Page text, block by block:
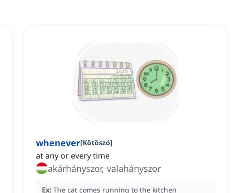
whenever[Kötőszó]
at any or every time
akárhányszor, valahányszor
Ex: The cat comes running to the kitchen